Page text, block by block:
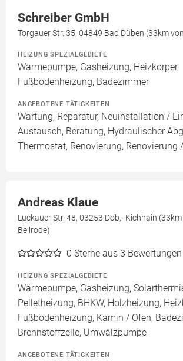
Schreiber GmbH
Torgauer Str. 35, 04849 Bad Düben (33km
HEIZUNG SPEZIALGEBIETE
Wärmepumpe, Gasheizung, Heizkörper,
Fußbodenheizung, Badezimmer
ANGEBOTENE TÄTIGKEITEN
Wartung, Reparatur, Neuinstallation /
Austausch, Beratung, Hydraulischer
Thermostat, Renovierung, Renovierung
Andreas Klaue
Luckauer Str. 48, 03253 Dob,- Kichhain
Beilrode)
0 Sterne aus 3 Bewertungen
HEIZUNG SPEZIALGEBIETE
Wärmepumpe, Gasheizung,
Pelletheizung, BHKW, Holzheizung,
Fußbodenheizung, Kamin / Ofen,
Brennstoffzelle, Umwälzpumpe
ANGEBOTENE TÄTIGKEITEN